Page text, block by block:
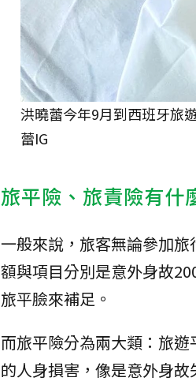
洪曉蕾今年9月到西班牙旅
蕾IG
旅平險、旅責險有什
一般來說，旅客無論參加
額與項目分別是意外身故
旅平臉來補足。
而旅平險分為兩大類：旅
的人身損害，像是意外身